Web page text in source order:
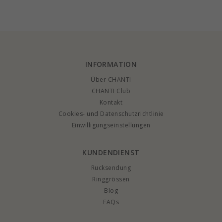
INFORMATION
Über CHANTI
CHANTI Club
Kontakt
Cookies- und Datenschutzrichtlinie
Einwilligungseinstellungen
KUNDENDIENST
Rucksendung
Ringgrössen
Blog
FAQs